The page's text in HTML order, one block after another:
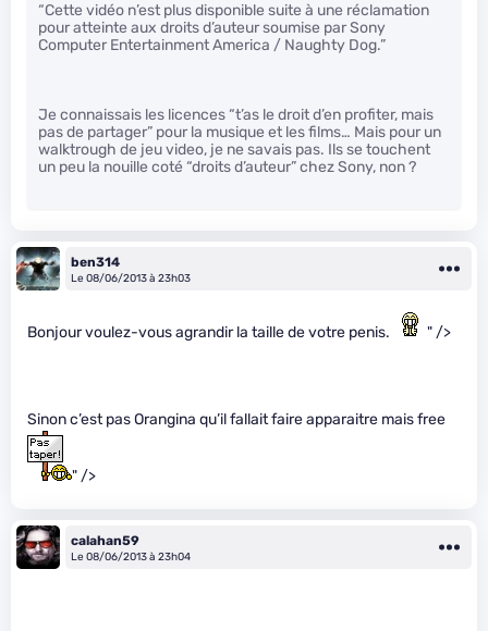
“Cette vidéo n’est plus disponible suite à une réclamation
pour atteinte aux droits d’auteur soumise par Sony
Computer Entertainment America / Naughty Dog.”
Je connaissais les licences “t’as le droit d’en profiter, mais
pas de partager” pour la musique et les films… Mais pour un
walktrough de jeu video, je ne savais pas. Ils se touchent
un peu la nouille coté “droits d’auteur” chez Sony, non ?
ben314
Le 08/06/2013 à 23h03
Bonjour voulez-vous agrandir la taille de votre penis. " />
Sinon c’est pas Orangina qu’il fallait faire apparaitre mais free
" />
calahan59
Le 08/06/2013 à 23h04